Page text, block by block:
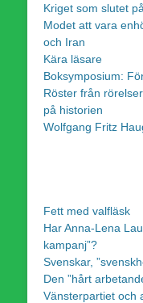
Kriget som slutet
Modet att vara
och Iran
Kära läsare
Boksymposium:
Röster från
på historien
Wolfgang Fritz
Fett med valfläsk
Har Anna-Lena
kampanj”?
Svenskar,
Den ”hårt
Vänsterpartiet och